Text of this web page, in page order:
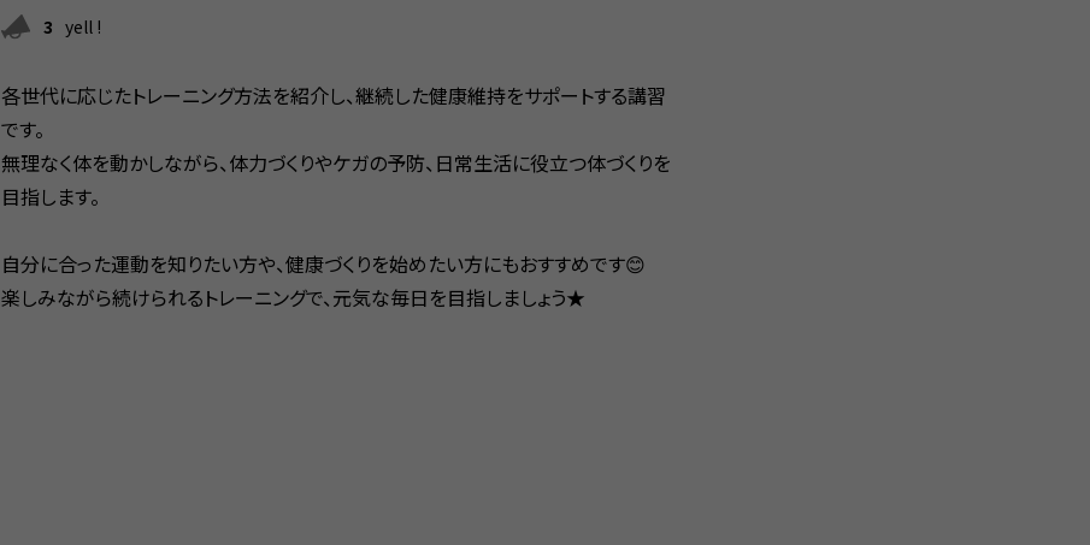
3 yell !
各世代に応じたトレーニング方法を紹介し、継続した健康維持をサポートする講習
です。
無理なく体を動かしながら、体力づくりやケガの予防、日常生活に役立つ体づくりを
目指します。
自分に合った運動を知りたい方や、健康づくりを始めたい方にもおすすめです😊
楽しみながら続けられるトレーニングで、元気な毎日を目指しましょう★